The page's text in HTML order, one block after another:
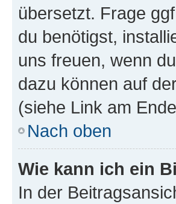
übersetzt. Frage
du benötigst,
uns freuen, wenn
dazu können auf
(siehe Link am
Nach oben
Wie kann ich ein
In der